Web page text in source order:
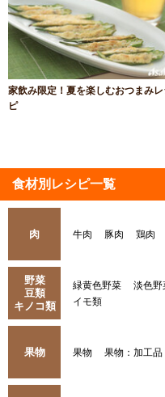
家飲み限定！夏を楽しむおつまみ
ピ
食材別レシピ一覧
肉 牛肉 豚肉 鶏肉
野菜
豆類
キノコ類
緑黄色野菜 淡色野
イモ類
果物 果物 果物：加工品